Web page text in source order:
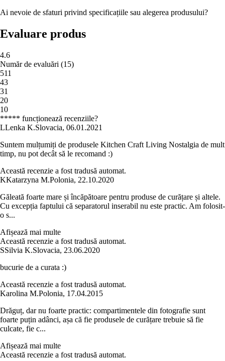
Ai nevoie de sfaturi privind specificațiile sau alegerea produsului?
Evaluare produs
4.6
Număr de evaluări (15)
511
43
31
20
10
***** funcționează recenziile?
LLenka K.Slovacia, 06.01.2021
Suntem mulțumiți de produsele Kitchen Craft Living Nostalgia de mult
timp, nu pot decât să le recomand :)
Această recenzie a fost tradusă automat.
KKatarzyna M.Polonia, 22.10.2020
Găleată foarte mare și încăpătoare pentru produse de curățare și altele.
Cu excepția faptului că separatorul inserabil nu este practic. Am folosit-
o s...
Afișează mai multe
Această recenzie a fost tradusă automat.
SSilvia K.Slovacia, 23.06.2020
bucurie de a curata :)
Această recenzie a fost tradusă automat.
Karolina M.Polonia, 17.04.2015
Drăguț, dar nu foarte practic: compartimentele din fotografie sunt
foarte puțin adânci, așa că fie produsele de curățare trebuie să fie
culcate, fie c...
Afișează mai multe
Această recenzie a fost tradusă automat.